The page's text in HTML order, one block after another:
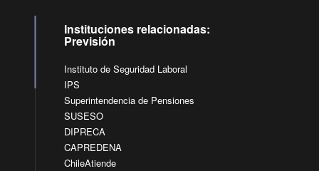
Instituciones relacionadas:
Previsión
Instituto de Seguridad Laboral
IPS
Superintendencia de Pensiones
SUSESO
DIPRECA
CAPREDENA
ChileAtiende